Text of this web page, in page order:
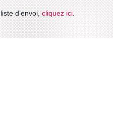
d’envoi,cliquez ici.